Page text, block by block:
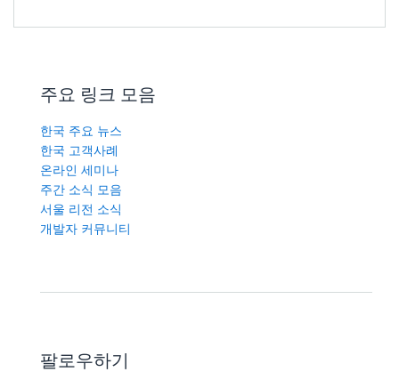
주요 링크 모음
한국 주요 뉴스
한국 고객사례
온라인 세미나
주간 소식 모음
서울 리전 소식
개발자 커뮤니티
팔로우하기